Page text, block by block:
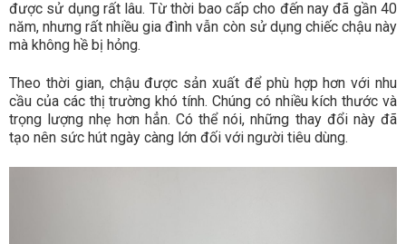
được sử dụng rất lâu. Từ thời bao cấp cho đến nay đã gần 40
năm, nhưng rất nhiều gia đình vẫn còn sử dụng chiếc chậu này
mà không hề bị hỏng.
Theo thời gian, chậu được sản xuất để phù hợp hơn với nhu
cầu của các thị trường khó tính. Chúng có nhiều kích thước và
trọng lượng nhẹ hơn hẳn. Có thể nói, những thay đổi này đã
tạo nên sức hút ngày càng lớn đối với người tiêu dùng.